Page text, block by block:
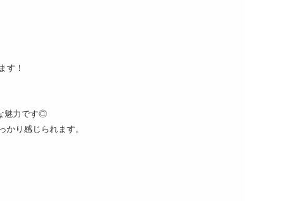
す！
魅力です◎
り感じられます。